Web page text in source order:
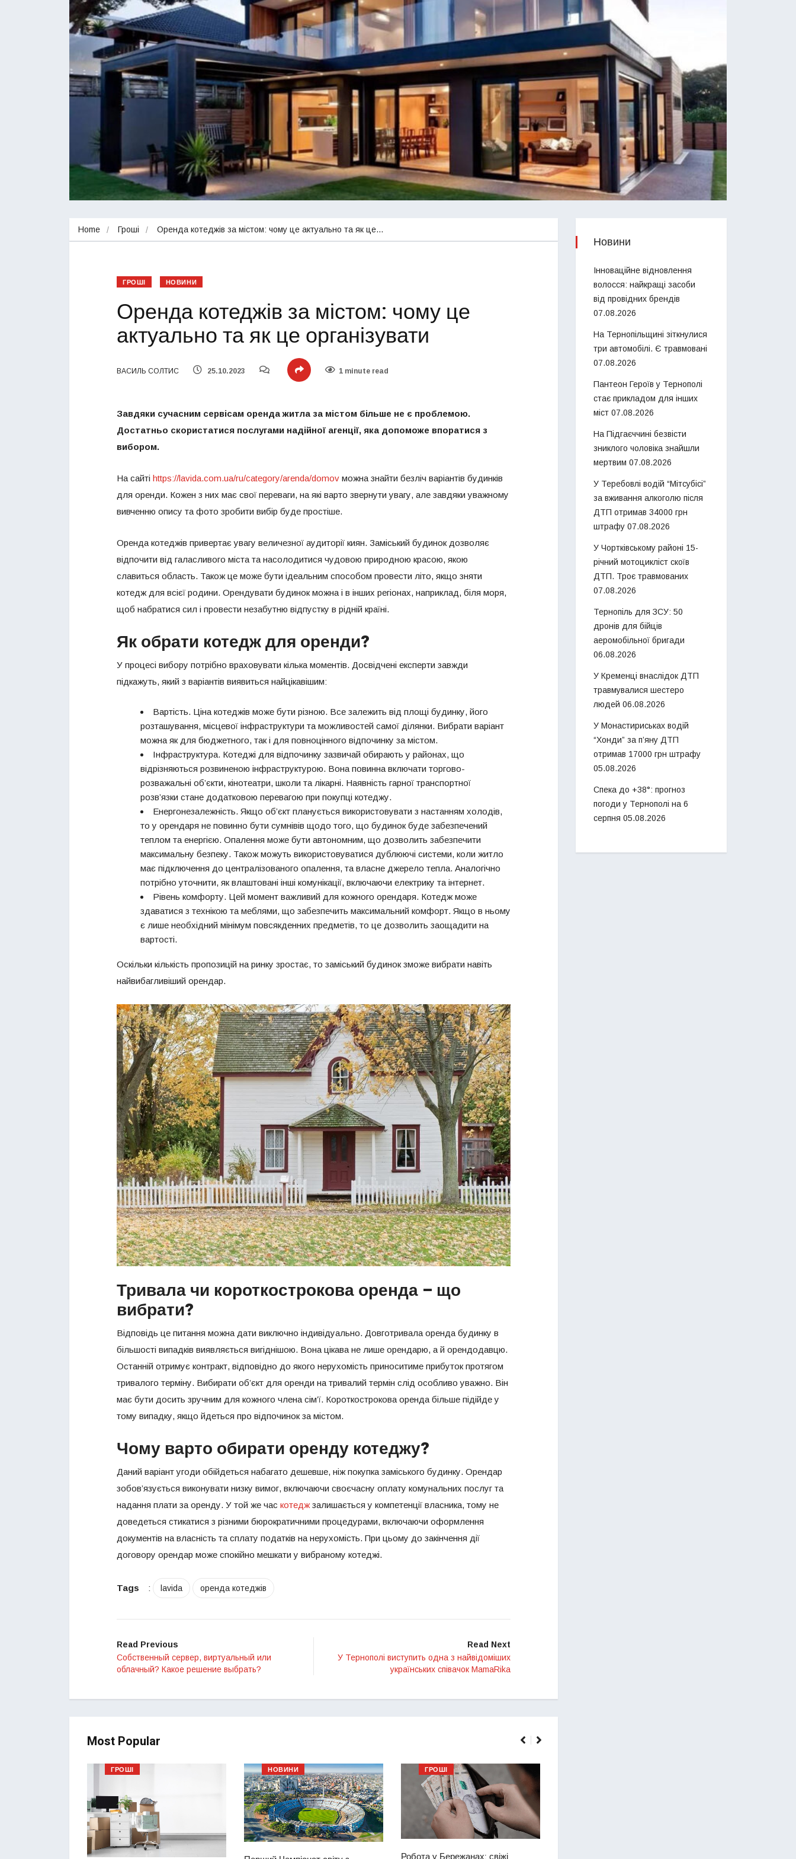
Home Гроші Оренда котеджів за містом: чому це актуально та як це…
ГРОШІ НОВИНИ
Оренда котеджів за містом: чому це
актуально та як це організувати
ВАСИЛЬ СОЛТИС 25.10.2023 1 minute read
Завдяки сучасним сервісам оренда житла за містом більше не є проблемою.
Достатньо скористатися послугами надійної агенції, яка допоможе впоратися з
вибором.
На сайті https://lavida.com.ua/ru/category/arenda/domov можна знайти безліч варіантів будинків
для оренди. Кожен з них має свої переваги, на які варто звернути увагу, але завдяки уважному
вивченню опису та фото зробити вибір буде простіше.
Оренда котеджів привертає увагу величезної аудиторії киян. Заміський будинок дозволяє
відпочити від галасливого міста та насолодитися чудовою природною красою, якою
славиться область. Також це може бути ідеальним способом провести літо, якщо зняти
котедж для всієї родини. Орендувати будинок можна і в інших регіонах, наприклад, біля моря,
щоб набратися сил і провести незабутню відпустку в рідній країні.
Як обрати котедж для оренди?
У процесі вибору потрібно враховувати кілька моментів. Досвідчені експерти завжди
підкажуть, який з варіантів виявиться найцікавішим:
Вартість. Ціна котеджів може бути різною. Все залежить від площі будинку, його
розташування, місцевої інфраструктури та можливостей самої ділянки. Вибрати варіант
можна як для бюджетного, так і для повноцінного відпочинку за містом.
Інфраструктура. Котеджі для відпочинку зазвичай обирають у районах, що
відрізняються розвиненою інфраструктурою. Вона повинна включати торгово-
розважальні об’єкти, кінотеатри, школи та лікарні. Наявність гарної транспортної
розв’язки стане додатковою перевагою при покупці котеджу.
Енергонезалежність. Якщо об’єкт планується використовувати з настанням холодів,
то у орендаря не повинно бути сумнівів щодо того, що будинок буде забезпечений
теплом та енергією. Опалення може бути автономним, що дозволить забезпечити
максимальну безпеку. Також можуть використовуватися дублюючі системи, коли житло
має підключення до централізованого опалення, та власне джерело тепла. Аналогічно
потрібно уточнити, як влаштовані інші комунікації, включаючи електрику та інтернет.
Рівень комфорту. Цей момент важливий для кожного орендаря. Котедж може
здаватися з технікою та меблями, що забезпечить максимальний комфорт. Якщо в ньому
є лише необхідний мінімум повсякденних предметів, то це дозволить заощадити на
вартості.
Оскільки кількість пропозицій на ринку зростає, то заміський будинок зможе вибрати навіть
найвибагливіший орендар.
Тривала чи короткострокова оренда – що
вибрати?
Відповідь це питання можна дати виключно індивідуально. Довготривала оренда будинку в
більшості випадків виявляється вигіднішою. Вона цікава не лише орендарю, а й орендодавцю.
Останній отримує контракт, відповідно до якого нерухомість приноситиме прибуток протягом
тривалого терміну. Вибирати об’єкт для оренди на тривалий термін слід особливо уважно. Він
має бути досить зручним для кожного члена сім’ї. Короткострокова оренда більше підійде у
тому випадку, якщо йдеться про відпочинок за містом.
Чому варто обирати оренду котеджу?
Даний варіант угоди обійдеться набагато дешевше, ніж покупка заміського будинку. Орендар
зобов’язується виконувати низку вимог, включаючи своєчасну оплату комунальних послуг та
надання плати за оренду. У той же час котеджзалишається у компетенції власника, тому не
доведеться стикатися з різними бюрократичними процедурами, включаючи оформлення
документів на власність та сплату податків на нерухомість. При цьому до закінчення дії
договору орендар може спокійно мешкати у вибраному котеджі.
Tags : lavida оренда котеджів
Read Previous
Собственный сервер, виртуальный или
облачный? Какое решение выбрать?
Read Next
У Тернополі виступить одна з найвідоміших
українських співачок MamaRika
Most Popular
ГРОШІ НОВИНИ ГРОШІ
Новини
Інноваційне відновлення
волосся: найкращі засоби
від провідних брендів
07.08.2026
На Тернопільщині зіткнулися
три автомобілі. Є травмовані
07.08.2026
Пантеон Героїв у Тернополі
стає прикладом для інших
міст 07.08.2026
На Підгаєччині безвісти
зниклого чоловіка знайшли
мертвим 07.08.2026
У Теребовлі водій “Мітсубісі”
за вживання алкоголю після
ДТП отримав 34000 грн
штрафу 07.08.2026
У Чортківському районі 15-
річний мотоцикліст скоїв
ДТП. Троє травмованих
07.08.2026
Тернопіль для ЗСУ: 50
дронів для бійців
аеромобільної бригади
06.08.2026
У Кременці внаслідок ДТП
травмувалися шестеро
людей 06.08.2026
У Монастириськах водій
“Хонди” за п’яну ДТП
отримав 17000 грн штрафу
05.08.2026
Спека до +38°: прогноз
погоди у Тернополі на 6
серпня 05.08.2026